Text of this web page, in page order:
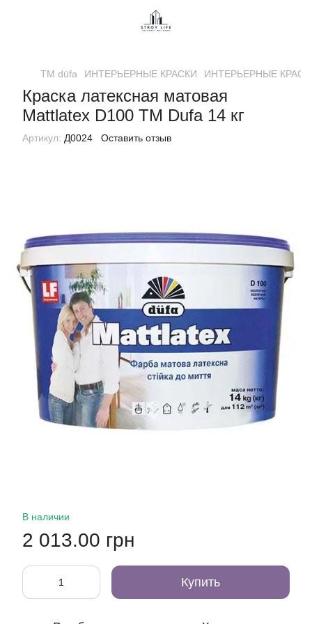
ТМ düfa ИНТЕРЬЕРНЫЕ КРАСКИ ИНТЕРЬЕРНЫЕ
Краска латексная матовая
Mattlatex D100 ТМ Dufa 14 кг
Артикул: Д0024 Оставить отзыв
В наличии
2 013.00 грн
Купить